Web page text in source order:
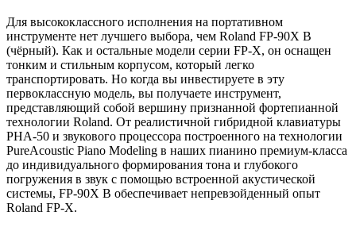
Для высококлассного исполнения на портативном
инструменте нет лучшего выбора, чем Roland FP-90X B
(чёрный). Как и остальные модели серии FP-X, он оснащен
тонким и стильным корпусом, который легко
транспортировать. Но когда вы инвестируете в эту
первоклассную модель, вы получаете инструмент,
представляющий собой вершину признанной фортепианной
технологии Roland. От реалистичной гибридной клавиатуры
PHA-50 и звукового процессора построенного на технологии
PureAcoustic Piano Modeling в наших пианино премиум-класса
до индивидуального формирования тона и глубокого
погружения в звук с помощью встроенной акустической
системы, FP-90X B обеспечивает непревзойденный опыт
Roland FP-X.